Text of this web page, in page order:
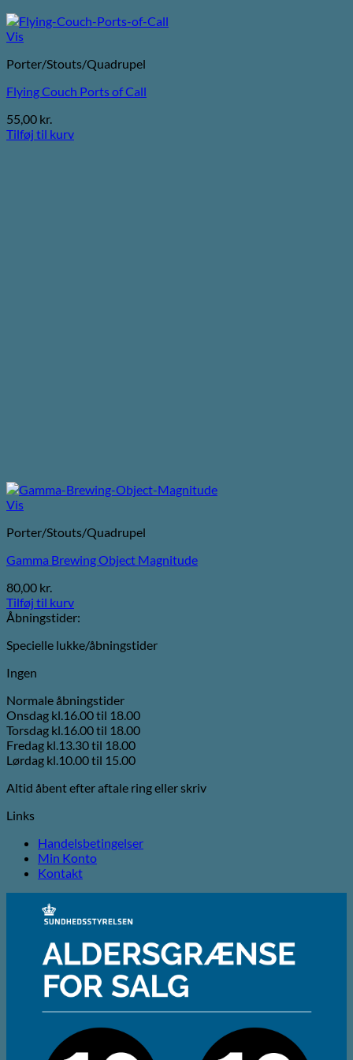
Vis
Porter/Stouts/Quadrupel
Flying Couch Ports of Call
55,00 kr.
Tilføj til kurv
Vis
Porter/Stouts/Quadrupel
Gamma Brewing Object Magnitude
80,00 kr.
Tilføj til kurv
Åbningstider:
Specielle lukke/åbningstider
Ingen
Normale åbningstider
Onsdag kl.16.00 til 18.00
Torsdag kl.16.00 til 18.00
Fredag kl.13.30 til 18.00
Lørdag kl.10.00 til 15.00
Altid åbent efter aftale ring eller skriv
Links
Handelsbetingelser
Min Konto
Kontakt